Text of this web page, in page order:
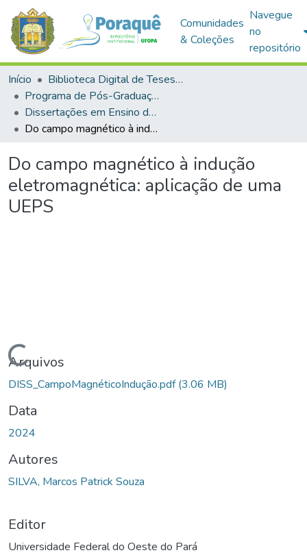
Comunidades
& Coleções
Navegue
no
repositório
Início
Biblioteca Digital de Teses e Dissertações (BDTD)
Programa de Pós-Graduação em Mestrado Nacional Profissional em Ensino de Física (MNPEF)
Dissertações em Ensino de Física (Mestrado Profissional)
Do campo magnético à indução eletromagnética: aplicação de uma UEPS
Do campo magnético à indução
eletromagnética: aplicação de uma
UEPS
Carregando...
Arquivos
DISS_CampoMagnéticoIndução.pdf(3.06 MB)
Data
2024
Autores
SILVA, Marcos Patrick Souza
Editor
Universidade Federal do Oeste do Pará